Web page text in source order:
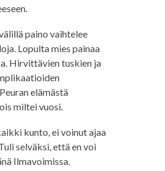
paino vaihtelee
Lopulta mies painaa
Hirvittävien tuskien ja
elämästä
miltei vuosi.
kunto, ei voinut ajaa
selväksi, että en voi
Ilmavoimissa.